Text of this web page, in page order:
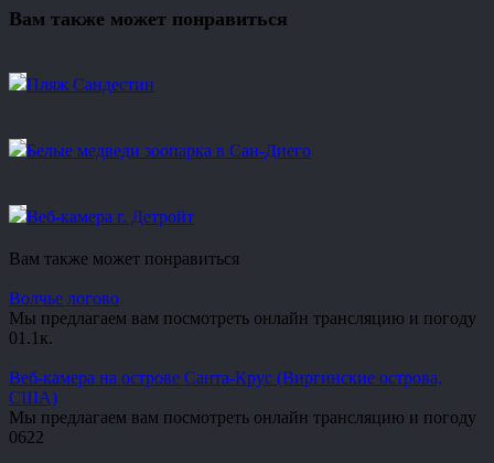
Вам также может понравиться
Пляж Сандестин
Белые медведи зоопарка в Сан-Диего
Веб-камера г. Детройт
Вам также может понравиться
Волчье логово
Мы предлагаем вам посмотреть онлайн трансляцию и погоду
01.1к.
Веб-камера на острове Санта-Крус (Виргинские острова,
США)
Мы предлагаем вам посмотреть онлайн трансляцию и погоду
0622